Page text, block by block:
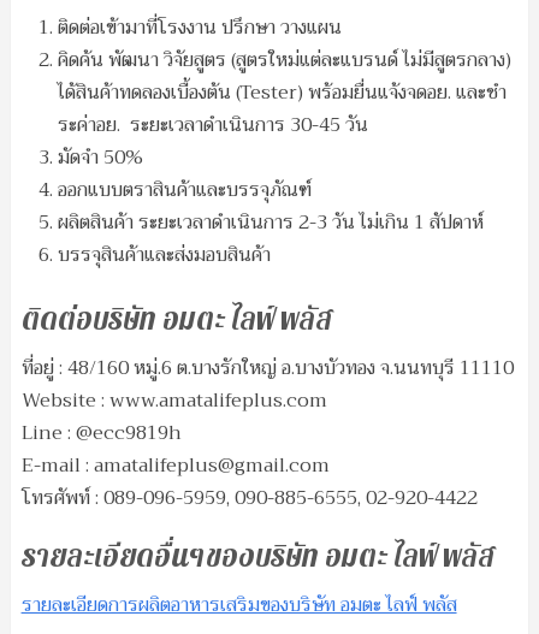
ติดต่อเข้ามาที่โรงงาน ปรึกษา วางแผน
คิดค้น พัฒนา วิจัยสูตร (สูตรใหม่แต่ละแบรนด์ ไม่มีสูตรกลาง)
ได้สินค้าทดลองเบื้องต้น (Tester) พร้อมยื่นแจ้งจดอย. และชำ
ระค่าอย. ระยะเวลาดำเนินการ 30-45 วัน
มัดจำ 50%
ออกแบบตราสินค้าและบรรจุภัณฑ์
ผลิตสินค้า ระยะเวลาดำเนินการ 2-3 วัน ไม่เกิน 1 สัปดาห์
บรรจุสินค้าและส่งมอบสินค้า
ติดต่อบริษัท อมตะ ไลฟ์ พลัส
ที่อยู่ : 48/160 หมู่.6 ต.บางรักใหญ่ อ.บางบัวทอง จ.นนทบุรี 11110
Website : www.amatalifeplus.com
Line : @ecc9819h
E-mail :amatalifeplus@gmail.com
โทรศัพท์ : 089-096-5959, 090-885-6555, 02-920-4422
รายละเอียดอื่นๆของบริษัท อมตะ ไลฟ์ พลัส
รายละเอียดการผลิตอาหารเสริมของบริษัท อมตะ ไลฟ์ พลัส